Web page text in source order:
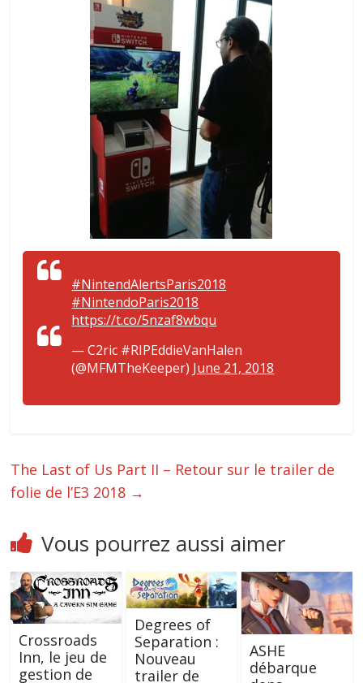
#NintendAlertsParis2018
#NintendoParis2018
https://t.co/5nzaf8wbqu
— C2ric #RIPEddieVanHalen
(@MFMTheKeeper) June 21, 2018
The Last of Us Part II – Retour sur le trailer de
folie de l’E3 2018 →
Vous pourrez aussi aimer
Crossroads
Inn, le jeu de
gestion de
Degrees of
Separation :
Nouveau
trailer de
ASHE
débarque